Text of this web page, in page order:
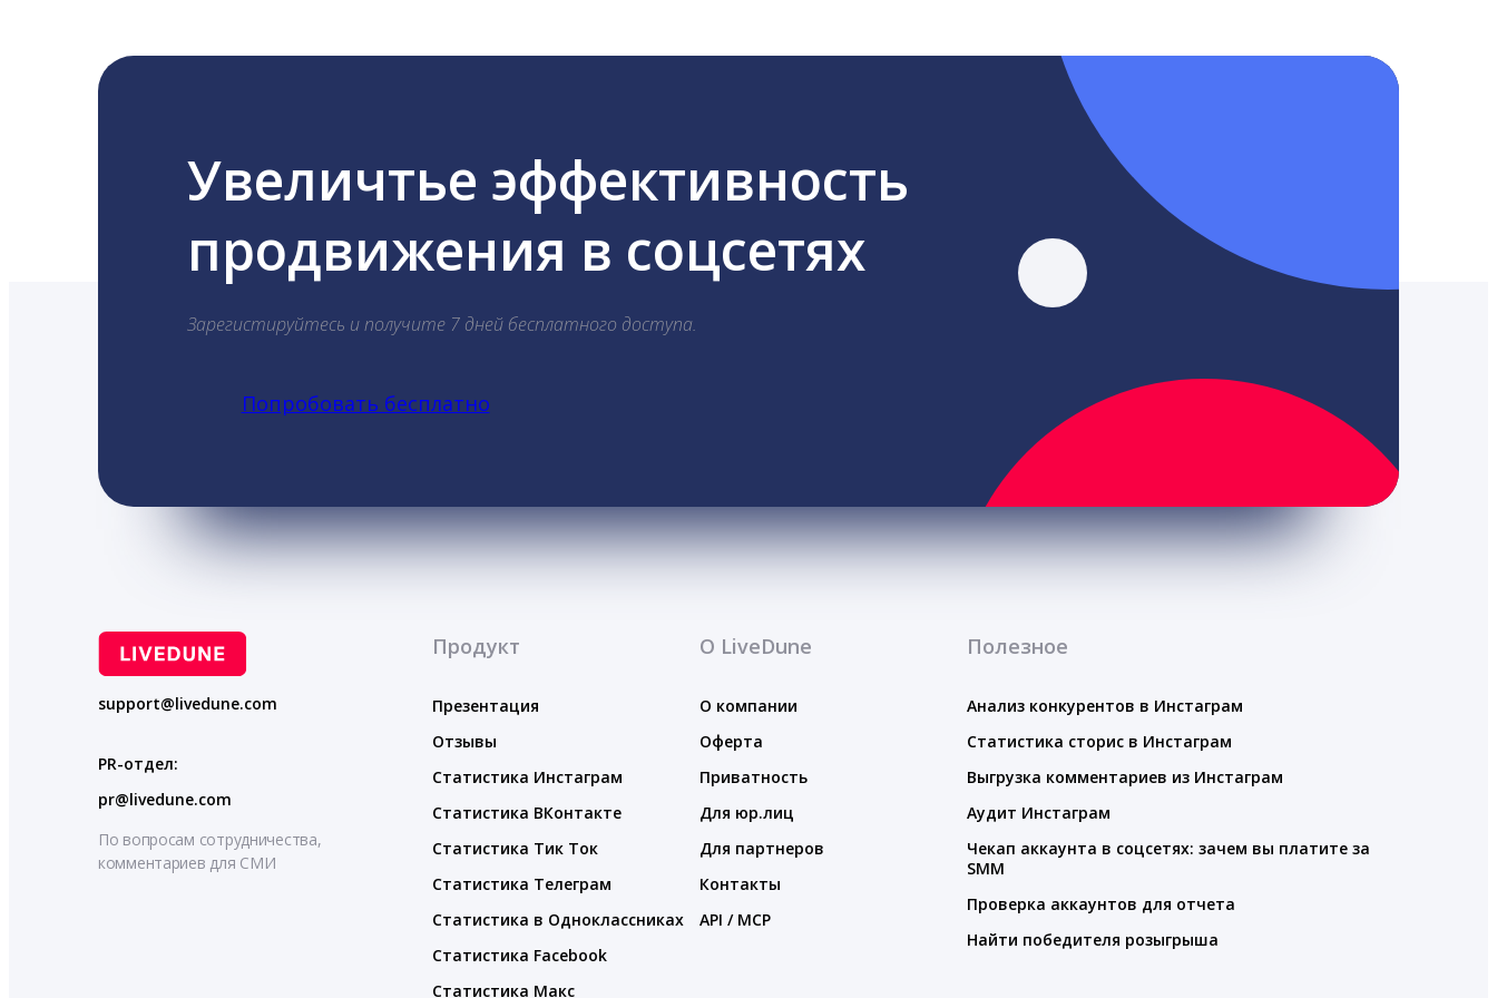
Увеличтье эффективность
продвижения в соцсетях
Зарегистируйтесь и получите 7 дней бесплатного доступа.
Попробовать бесплатно
support@livedune.com
PR-отдел:
pr@livedune.com
По вопросам сотрудничества,
комментариев для СМИ
Продукт
Презентация
Отзывы
Статистика Инстаграм
Статистика ВКонтакте
Статистика Тик Ток
Статистика Телеграм
Статистика в Одноклассниках
Статистика Facebook
Статистика Макс
О LiveDune
О компании
Оферта
Приватность
Для юр.лиц
Для партнеров
Контакты
API / MCP
Полезное
Анализ конкурентов в Инстаграм
Статистика сторис в Инстаграм
Выгрузка комментариев из Инстаграм
Аудит Инстаграм
Чекап аккаунта в соцсетях: зачем вы платите за
SMM
Проверка аккаунтов для отчета
Найти победителя розыгрыша